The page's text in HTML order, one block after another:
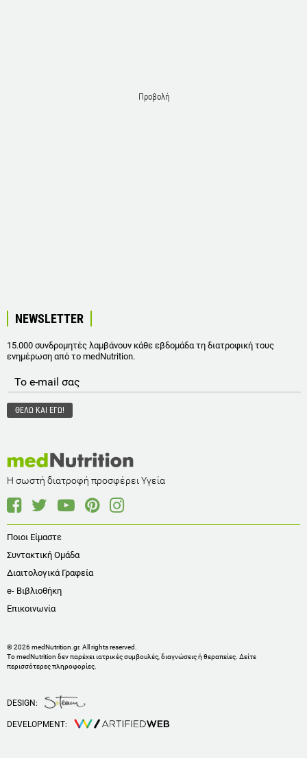
Προβολή
NEWSLETTER
15.000 συνδρομητές λαμβάνουν κάθε εβδομάδα τη διατροφική τους
ενημέρωση από το medNutrition.
Η σωστή διατροφή προσφέρει Υγεία
Ποιοι Είμαστε
Συντακτική Ομάδα
Διαιτολογικά Γραφεία
e- Βιβλιοθήκη
Επικοινωνία
© 2026 medNutrition.gr. All rights reserved.
Το medNutrition δεν παρέχει ιατρικές συμβουλές, διαγνώσεις ή θεραπείες. Δείτε
περισσότερες πληροφορίες
DESIGN:
DEVELOPMENT: